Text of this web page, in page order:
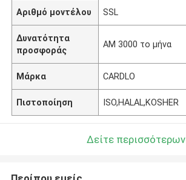
Αριθμό μοντέλου SSL
Δυνατότητα
προσφοράς
ΑΜ 3000 το μήνα
Μάρκα CARDLO
Πιστοποίηση ISO,HALAL,KOSHER
Δείτε περισσότερων